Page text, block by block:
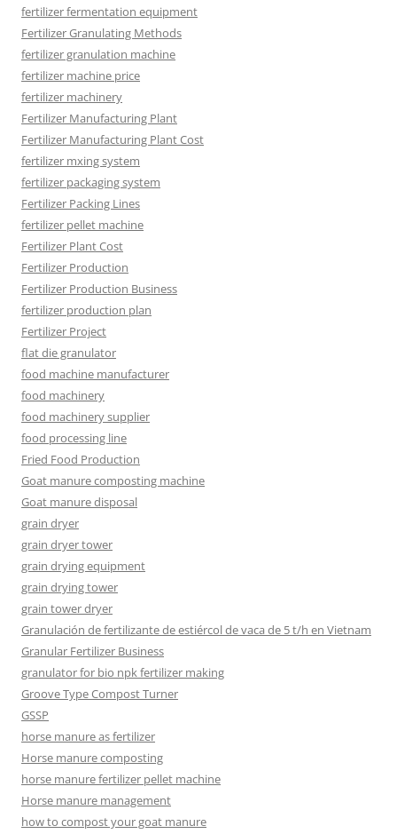
fertilizer fermentation equipment
Fertilizer Granulating Methods
fertilizer granulation machine
fertilizer machine price
fertilizer machinery
Fertilizer Manufacturing Plant
Fertilizer Manufacturing Plant Cost
fertilizer mxing system
fertilizer packaging system
Fertilizer Packing Lines
fertilizer pellet machine
Fertilizer Plant Cost
Fertilizer Production
Fertilizer Production Business
fertilizer production plan
Fertilizer Project
flat die granulator
food machine manufacturer
food machinery
food machinery supplier
food processing line
Fried Food Production
Goat manure composting machine
Goat manure disposal
grain dryer
grain dryer tower
grain drying equipment
grain drying tower
grain tower dryer
Granulación de fertilizante de estiércol de vaca de 5 t/h en Vietnam
Granular Fertilizer Business
granulator for bio npk fertilizer making
Groove Type Compost Turner
GSSP
horse manure as fertilizer
Horse manure composting
horse manure fertilizer pellet machine
Horse manure management
how to compost your goat manure